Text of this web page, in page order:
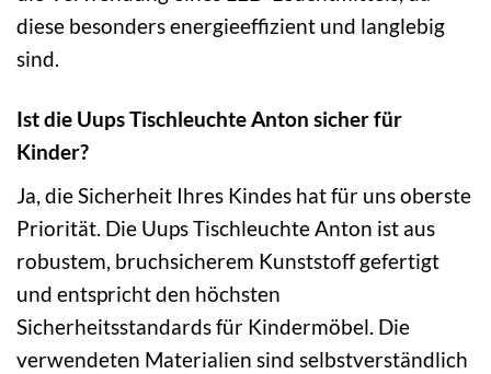
diese besonders energieeffizient und langlebig
sind.
Ist die Uups Tischleuchte Anton sicher für
Kinder?
Ja, die Sicherheit Ihres Kindes hat für uns oberste
Priorität. Die Uups Tischleuchte Anton ist aus
robustem, bruchsicherem Kunststoff gefertigt
und entspricht den höchsten
Sicherheitsstandards für Kindermöbel. Die
verwendeten Materialien sind selbstverständlich